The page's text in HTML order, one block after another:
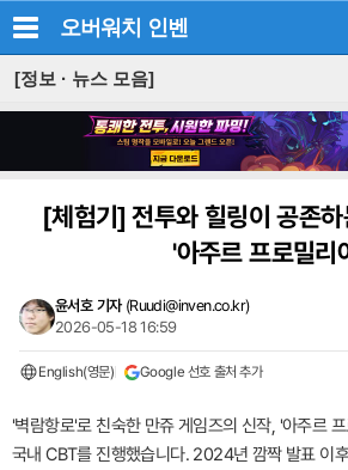
오버워치 인벤
[정보 · 뉴스 모음]
[체험기]전투와 힐링이 공존
'아주르 프로밀리
윤서호 기자 (Ruudi@inven.co.kr)
2026-05-18 16:59
English(영문) Google 선호 출처 추가
'벽람항로'로 친숙한 만쥬 게임즈의 신작, '아주르
국내 CBT를 진행했습니다. 2024년 깜짝 발표 이